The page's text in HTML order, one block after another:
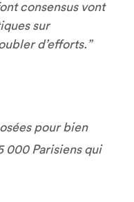
consensus vont
sur
d’efforts.”
pour bien
000 Parisiens qui